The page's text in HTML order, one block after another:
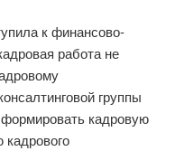
к финансово-
работа не
группы
кадровую
кадрового